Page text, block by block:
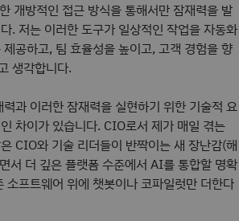
개방적인 접근 방식을 통해서만 잠재력을 발
. 저는 이러한 도구가 일상적인 작업을 자동화
공하고, 팀 효율성을 높이고, 고객 경험을 향
생각합니다.
과 이러한 잠재력을 실현하기 위한 기술적 요
차이가 있습니다. CIO로서 제가 매일 겪는
CIO와 기술 리더들이 반짝이는 새 장난감(해
서 더 깊은 플랫폼 수준에서 AI를 통합할 명확
소프트웨어 위에 챗봇이나 코파일럿만 더한다